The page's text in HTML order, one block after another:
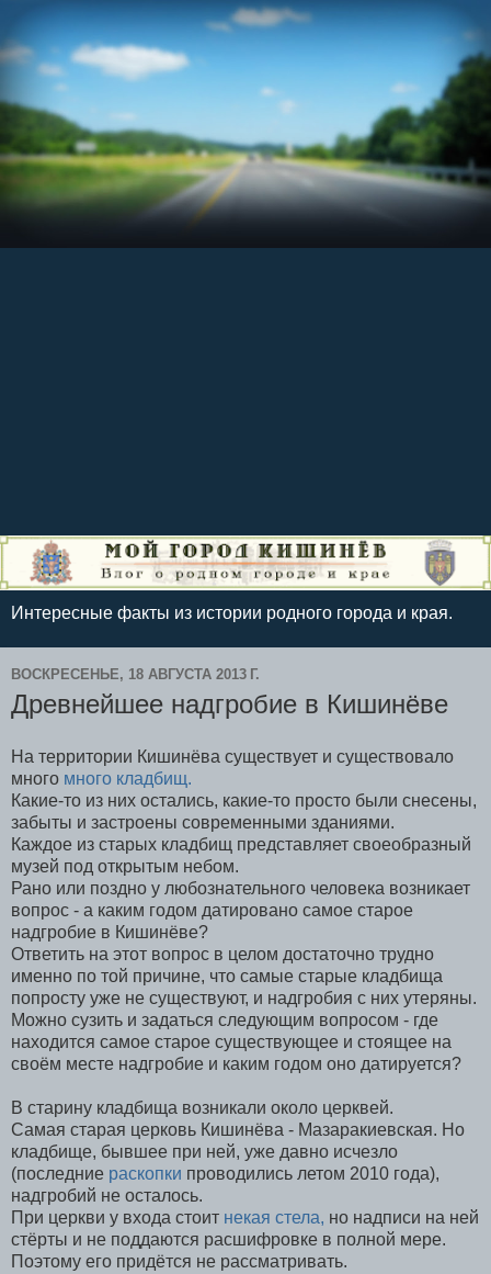
Интересные факты из истории родного города и края.
ВОСКРЕСЕНЬЕ, 18 АВГУСТА 2013 Г.
Древнейшее надгробие в Кишинёве
На территории Кишинёва существует и существовало
много много кладбищ.
Какие-то из них остались, какие-то просто были снесены,
забыты и застроены современными зданиями.
Каждое из старых кладбищ представляет своеобразный
музей под открытым небом.
Рано или поздно у любознательного человека возникает
вопрос - а каким годом датировано самое старое
надгробие в Кишинёве?
Ответить на этот вопрос в целом достаточно трудно
именно по той причине, что самые старые кладбища
попросту уже не существуют, и надгробия с них утеряны.
Можно сузить и задаться следующим вопросом - где
находится самое старое существующее и стоящее на
своём месте надгробие и каким годом оно датируется?
В старину кладбища возникали около церквей.
Самая старая церковь Кишинёва - Мазаракиевская. Но
кладбище, бывшее при ней, уже давно исчезло
(последние раскопки проводились летом 2010 года),
надгробий не осталось.
При церкви у входа стоит некая стела, но надписи на ней
стёрты и не поддаются расшифровке в полной мере.
Поэтому его придётся не рассматривать.